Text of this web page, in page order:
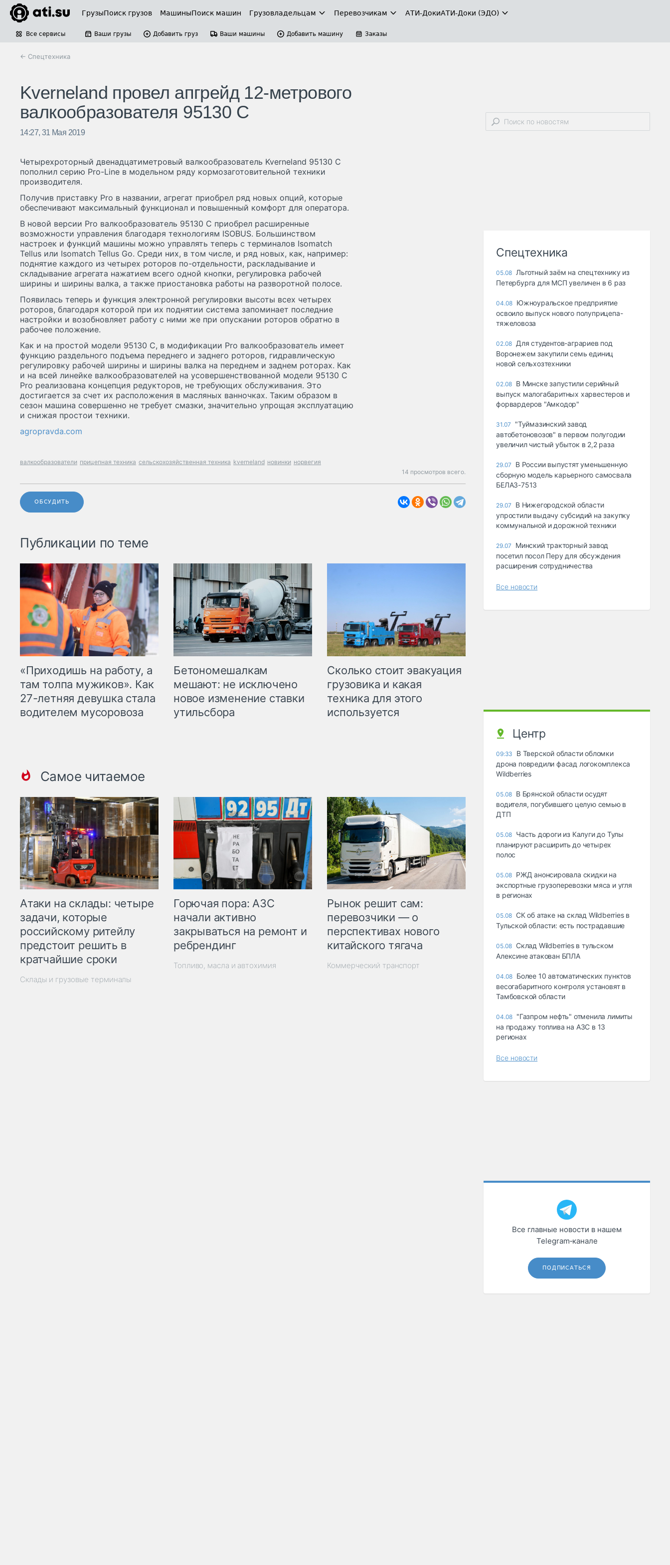
ГрузыПоиск грузов МашиныПоиск машин Грузовладельцам Перевозчикам АТИ-ДокиАТИ-Доки (ЭДО)
Все сервисы Ваши грузы Добавить груз Ваши машины Добавить машину Заказы
← Спецтехника
Kverneland провел апгрейд 12-метрового
валкообразователя 95130 C
14:27, 31 Мая 2019
Четырехроторный двенадцатиметровый валкообразователь Kverneland 95130 C
пополнил серию Pro-Line в модельном ряду кормозаготовительной техники
производителя.
Получив приставку Pro в названии, агрегат приобрел ряд новых опций, которые
обеспечивают максимальный функционал и повышенный комфорт для оператора.
В новой версии Pro валкообразователь 95130 C приобрел расширенные
возможности управления благодаря технологиям ISOBUS. Большинством
настроек и функций машины можно управлять теперь с терминалов Isomatch
Tellus или Isomatch Tellus Go. Среди них, в том числе, и ряд новых, как, например:
поднятие каждого из четырех роторов по-отдельности, раскладывание и
складывание агрегата нажатием всего одной кнопки, регулировка рабочей
ширины и ширины валка, а также приостановка работы на разворотной полосе.
Появилась теперь и функция электронной регулировки высоты всех четырех
роторов, благодаря которой при их поднятии система запоминает последние
настройки и возобновляет работу с ними же при опускании роторов обратно в
рабочее положение.
Как и на простой модели 95130 C, в модификации Pro валкообразователь имеет
функцию раздельного подъема переднего и заднего роторов, гидравлическую
регулировку рабочей ширины и ширины валка на переднем и заднем роторах. Как
и на всей линейке валкообразователей на усовершенствованной модели 95130 C
Pro реализована концепция редукторов, не требующих обслуживания. Это
достигается за счет их расположения в масляных ванночках. Таким образом в
сезон машина совершенно не требует смазки, значительно упрощая эксплуатацию
и снижая простои техники.
agropravda.com
валкообразователи прицепная техника сельскохозяйственная техника kverneland новинки норвегия
14 просмотров всего.
ОБСУДИТЬ
Публикации по теме
«Приходишь на работу, а
там толпа мужиков». Как
27-летняя девушка стала
водителем мусоровоза
Бетономешалкам
мешают: не исключено
новое изменение ставки
утильсбора
Сколько стоит эвакуация
грузовика и какая
техника для этого
используется
Самое читаемое
Атаки на склады: четыре
задачи, которые
российскому ритейлу
предстоит решить в
кратчайшие сроки
Склады и грузовые терминалы
Горючая пора: АЗС
начали активно
закрываться на ремонт и
ребрендинг
Топливо, масла и автохимия
Рынок решит сам:
перевозчики — о
перспективах нового
китайского тягача
Коммерческий транспорт
Спецтехника
05.08 Льготный заём на спецтехнику из
Петербурга для МСП увеличен в 6 раз
04.08 Южноуральское предприятие
освоило выпуск нового полуприцепа-
тяжеловоза
02.08 Для студентов-аграриев под
Воронежем закупили семь единиц
новой сельхозтехники
02.08 В Минске запустили серийный
выпуск малогабаритных харвестеров и
форвардеров "Амкодор"
31.07
"Туймазинский завод
автобетоновозов" в первом полугодии
увеличил чистый убыток в 2,2 раза
29.07
В России выпустят уменьшенную
сборную модель карьерного самосвала
БЕЛАЗ-7513
29.07
В Нижегородской области
упростили выдачу субсидий на закупку
коммунальной и дорожной техники
29.07
Минский тракторный завод
посетил посол Перу для обсуждения
расширения сотрудничества
Все новости
Центр
09:33
В Тверской области обломки
дрона повредили фасад логокомплекса
Wildberries
05.08 В Брянской области осудят
водителя, погубившего целую семью в
ДТП
05.08 Часть дороги из Калуги до Тулы
планируют расширить до четырех
полос
05.08 РЖД анонсировала скидки на
экспортные грузоперевозки мяса и угля
в регионах
05.08 СК об атаке на склад Wildberries в
Тульской области: есть пострадавшие
05.08 Склад Wildberries в тульском
Алексине атакован БПЛА
04.08 Более 10 автоматических пунктов
весогабаритного контроля установят в
Тамбовской области
04.08 "Газпром нефть" отменила лимиты
на продажу топлива на АЗС в 13
регионах
Все новости
Все главные новости в нашем
Telegram‑канале
ПОДПИСАТЬСЯ